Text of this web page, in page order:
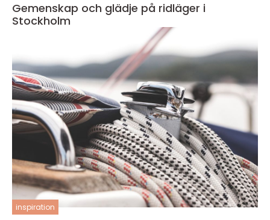
Gemenskap och glädje på ridläger i
Stockholm
inspiration